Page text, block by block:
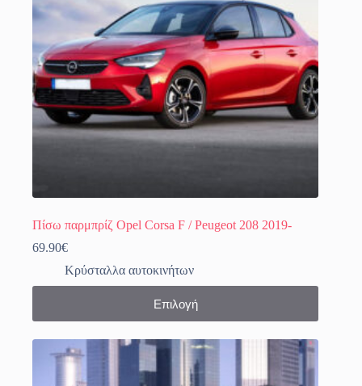
Πίσω παρμπρίζ Opel Corsa F / Peugeot 208 2019-
69.90€
Κρύσταλλα αυτοκινήτων
Επιλογή
Αυτό
προϊόν
πολλαπλές
παραλλαγές.